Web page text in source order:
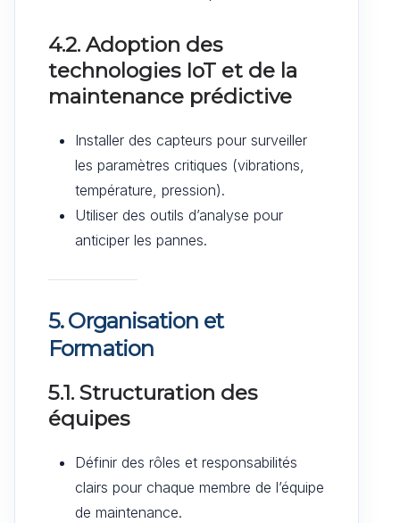
4.2. Adoption des
technologies IoT et de la
maintenance prédictive
Installer des capteurs pour surveiller
les paramètres critiques (vibrations,
température, pression).
Utiliser des outils d’analyse pour
anticiper les pannes.
5. Organisation et
Formation
5.1. Structuration des
équipes
Définir des rôles et responsabilités
clairs pour chaque membre de l’équipe
de maintenance.